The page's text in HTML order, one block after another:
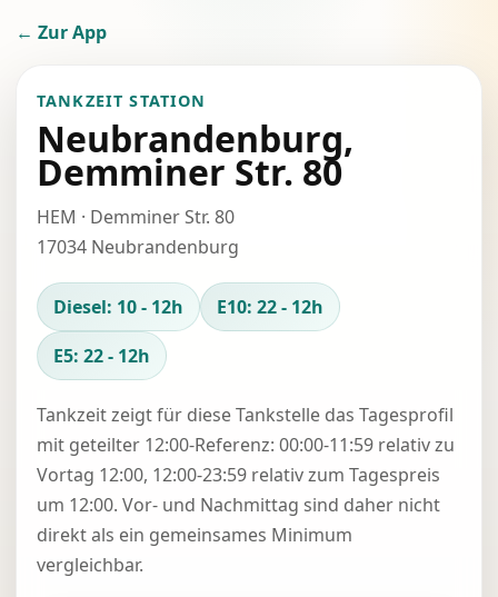
← Zur App
TANKZEIT STATION
Neubrandenburg,
Demminer Str. 80
HEM · Demminer Str. 80
17034 Neubrandenburg
Diesel: 10 - 12h
E10: 22 - 12h
E5: 22 - 12h
Tankzeit zeigt für diese Tankstelle das Tagesprofil
mit geteilter 12:00-Referenz: 00:00-11:59 relativ zu
Vortag 12:00, 12:00-23:59 relativ zum Tagespreis
um 12:00. Vor- und Nachmittag sind daher nicht
direkt als ein gemeinsames Minimum
vergleichbar.